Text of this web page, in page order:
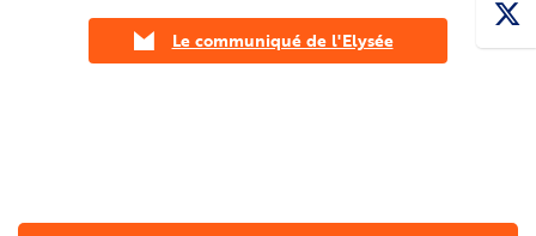
Le communiqué de l'Elysée